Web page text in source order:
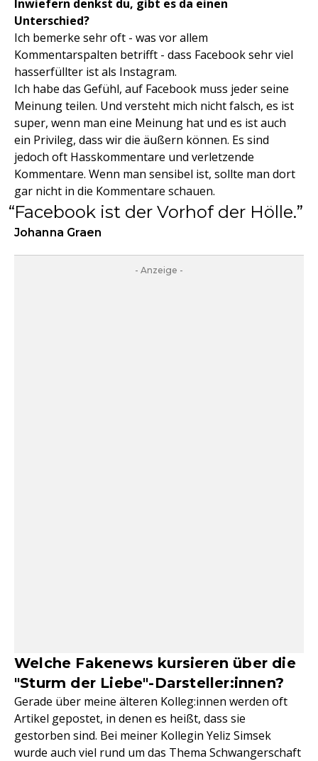
Inwiefern denkst du, gibt es da einen
Unterschied?
Ich bemerke sehr oft - was vor allem
Kommentarspalten betrifft - dass Facebook sehr viel
hasserfüllter ist als Instagram.
Ich habe das Gefühl, auf Facebook muss jeder seine
Meinung teilen. Und versteht mich nicht falsch, es ist
super, wenn man eine Meinung hat und es ist auch
ein Privileg, dass wir die äußern können. Es sind
jedoch oft Hasskommentare und verletzende
Kommentare. Wenn man sensibel ist, sollte man dort
gar nicht in die Kommentare schauen.
Facebook ist der Vorhof der Hölle.
Johanna Graen
- Anzeige -
Welche Fakenews kursieren über die
"Sturm der Liebe"-Darsteller:innen?
Gerade über meine älteren Kolleg:innen werden oft
Artikel gepostet, in denen es heißt, dass sie
gestorben sind. Bei meiner Kollegin Yeliz Simsek
wurde auch viel rund um das Thema Schwangerschaft